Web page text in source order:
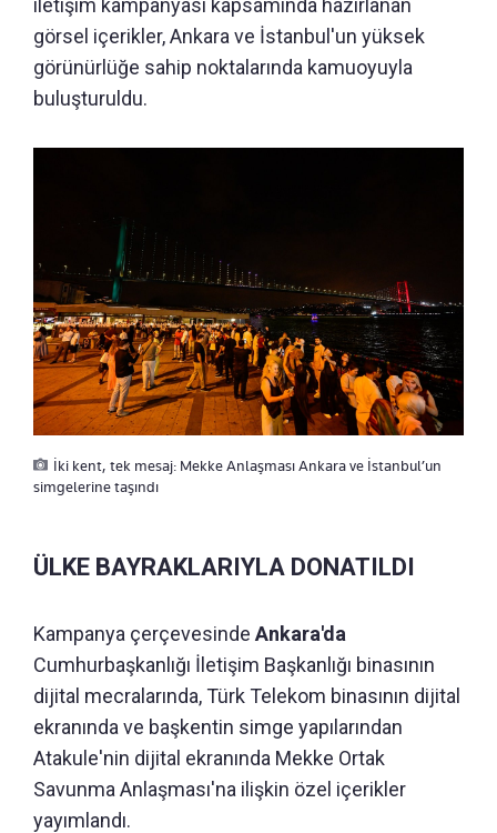
iletişim kampanyası kapsamında hazırlanan
görsel içerikler, Ankara ve İstanbul'un yüksek
görünürlüğe sahip noktalarında kamuoyuyla
buluşturuldu.
İki kent, tek mesaj: Mekke Anlaşması Ankara ve İstanbul’un
simgelerine taşındı
ÜLKE BAYRAKLARIYLA DONATILDI
Kampanya çerçevesinde Ankara'da
Cumhurbaşkanlığı İletişim Başkanlığı binasının
dijital mecralarında, Türk Telekom binasının dijital
ekranında ve başkentin simge yapılarından
Atakule'nin dijital ekranında Mekke Ortak
Savunma Anlaşması'na ilişkin özel içerikler
yayımlandı.